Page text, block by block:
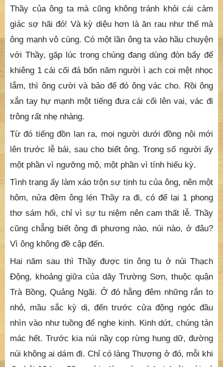
thôi, mà ăn bằng rau khô. Thầy cũng tùy theo nguyện
lực của ông, cứ đúng trưa thì đem ra ông một tô rau
hấp. Đôi khi Thầy ra nghe ông tụng kinh. Có một điều
rất lạ, là bất cứ ai, khi ông đang tụng kinh mà bước
vào động là cảm thấy rùng mình và không biết một uy
lực gì khiến cho kẻ đó phải sinh lòng sợ hãi, kể cả
Thầy của ông ta mà cũng không tránh khỏi cái cảm
giác sợ hãi đó! Và kỳ diệu hơn là ăn rau như thế mà
ông mạnh vô cùng. Có một lần ông ta vào hầu chuyện
với Thầy, gặp lúc trong chúng đang dùng đòn bẩy để
khiêng 1 cái cối đá bốn năm người ì ạch coi mệt nhọc
lắm, thì ông cười và bảo để đó ông vác cho. Rồi ông
xắn tay hự mạnh một tiếng đưa cái cối lên vai, vác đi
trông rất nhẹ nhàng.
Từ đó tiếng đồn lan ra, mọi người dưới đồng nội mới
lên trước lễ bái, sau cho biết ông. Trong số người ấy
một phần vì ngưỡng mộ, một phần vì tính hiếu kỳ.
Tình trạng ấy làm xáo trộn sự tịnh tu của ông, nên một
hôm, nửa đêm ông lén Thầy ra đi, có để lại 1 phong
thơ sám hối, chỉ vì sự tu niệm nên cam thất lễ. Thầy
cũng chẳng biết ông đi phương nào, núi nào, ở đâu?
Vì ông không đề cập đến.
Hai năm sau thì Thầy được tin ông tu ở núi Thạch